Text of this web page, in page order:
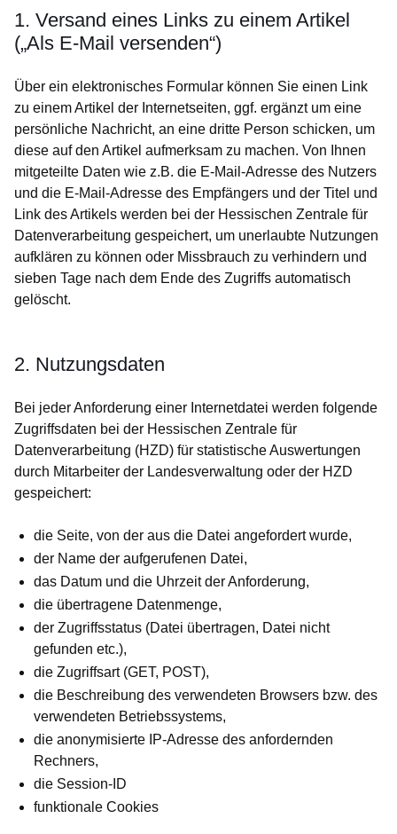
1. Versand eines Links zu einem Artikel
(„Als E-Mail versenden“)
Über ein elektronisches Formular können Sie einen Link
zu einem Artikel der Internetseiten, ggf. ergänzt um eine
persönliche Nachricht, an eine dritte Person schicken, um
diese auf den Artikel aufmerksam zu machen. Von Ihnen
mitgeteilte Daten wie z.B. die E-Mail-Adresse des Nutzers
und die E-Mail-Adresse des Empfängers und der Titel und
Link des Artikels werden bei der Hessischen Zentrale für
Datenverarbeitung gespeichert, um unerlaubte Nutzungen
aufklären zu können oder Missbrauch zu verhindern und
sieben Tage nach dem Ende des Zugriffs automatisch
gelöscht.
2. Nutzungsdaten
Bei jeder Anforderung einer Internetdatei werden folgende
Zugriffsdaten bei der Hessischen Zentrale für
Datenverarbeitung (HZD) für statistische Auswertungen
durch Mitarbeiter der Landesverwaltung oder der HZD
gespeichert:
die Seite, von der aus die Datei angefordert wurde,
der Name der aufgerufenen Datei,
das Datum und die Uhrzeit der Anforderung,
die übertragene Datenmenge,
der Zugriffsstatus (Datei übertragen, Datei nicht
gefunden etc.),
die Zugriffsart (GET, POST),
die Beschreibung des verwendeten Browsers bzw. des
verwendeten Betriebssystems,
die anonymisierte IP-Adresse des anfordernden
Rechners,
die Session-ID
funktionale Cookies